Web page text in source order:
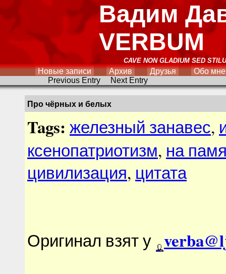
Вадим
VERBUM
CAVE NON GLADIUM SED
Новые записи Архив Друзья
Обо мне
Previous Entry
Next Entry
Про чёрных и белых
Tags: железный занавес,
ксенопатриотизм, на
цивилизация, цитата
Оригинал взят у